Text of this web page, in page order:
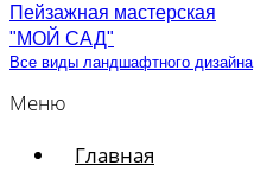
Пейзажная мастерская
"МОЙ САД"
Все виды ландшафтного дизайна
Меню
Главная